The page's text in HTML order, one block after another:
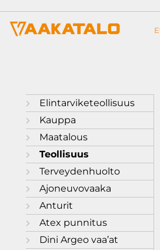
Elintarviketeollisuus
Kauppa
Maatalous
Teollisuus
Terveydenhuolto
Ajoneuvovaaka
Anturit
Atex punnitus
Dini Argeo vaa’at